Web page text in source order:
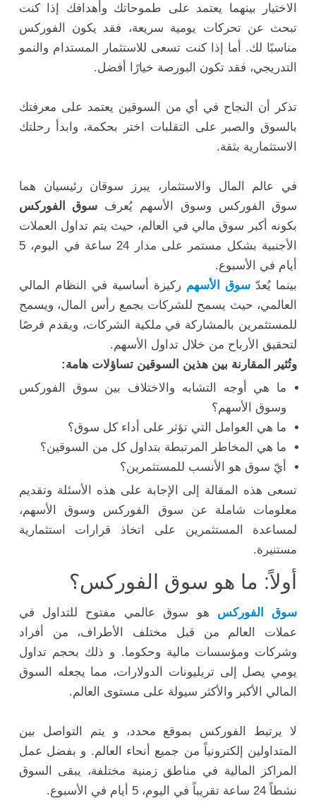
الاختيار بينهما يعتمد على طموحاتك وأهدافك إذا كنت
تبحث عن تحركات يومية سريعة، فقد يكون الفوركس
مناسبًا لك. أما إذا كنت تسعى للاستثمار المستدام والنمو
التدريجي، فقد تكون البورصة خيارًا أفضل.
تذكر أن النجاح في أي من السوقين يعتمد على معرفتك
بالسوق والصبر على التقلبات اختر بحكمة، وابدأ رحلتك
الاستثمارية بثقة.
في عالم المال والاستثمار، يبرز سوقان رئيسيان هما
سوق الفوركس وسوق الأسهم يُعرف سوق الفوركس
بكونه أكبر سوق مالي في العالم، حيث يتم تداول العملات
الأجنبية بشكل مستمر على مدار 24 ساعة في اليوم، 5
أيام في الأسبوع.
بينما يُعدّ سوق الأسهم ركيزة أساسية في النظام المالي
العالمي، حيث يسمح للشركات بجمع رأس المال، ويسمح
للمستثمرين بالمشاركة في ملكية الشركات، ويقدم فرصًا
لتحقيق الأرباح من خلال تداول الأسهم.
وتُثير المقارنة بين هذين السوقين تساؤلات هامة:
ما هي أوجه التشابه والاختلاف بين سوق الفوركس
وسوق الأسهم؟
ما هي العوامل التي تؤثر على أداء كل سوق؟
ما هي المخاطر المرتبطة بتداول كل من السوقين؟
أيّ سوق هو الأنسب للمستثمرين؟
تسعى هذه المقالة إلى الإجابة على هذه الأسئلة وتقديم
معلومات شاملة عن سوق الفوركس وسوق الأسهم،
لمساعدة المستثمرين على اتخاذ قرارات استثمارية
مستنيرة.
أولاً: ما هو سوق الفوركس؟
سوق الفوركس هو سوق عالمي مفتوح للتداول في
عملات العالم من قبل مختلف الأطراف، من أفراد
وشركات ومؤسسات مالية وحكوما. و ذلك بحجم تداول
يومي يصل إلى تريليونات الدولارات، مما يجعله السوق
المالي الأكبر والأكثر سيولة على مستوى العالم.
لا يرتبط الفوركس بموقع محدد، و يتم التواصل بين
المتداولين إلكترونياً من جميع أنحاء العالم. و بفضل عمل
المراكز المالية في مناطق زمنية مختلفة، يبقى السوق
نشطاً 24 ساعة تقريباً في اليوم، 5 أيام في الأسبوع.